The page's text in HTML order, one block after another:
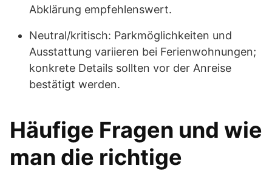
Abklärung empfehlenswert.
Neutral/kritisch: Parkmöglichkeiten und
Ausstattung variieren bei Ferienwohnungen;
konkrete Details sollten vor der Anreise
bestätigt werden.
Häufige Fragen und wie
man die richtige